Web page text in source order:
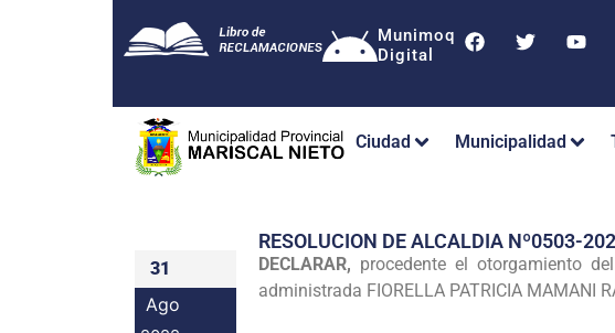
Munimoq
Digital
Ciudad Municipalidad
31
Ago
RESOLUCION DE ALCALDIA Nº0503-
DECLARAR, procedente el otorgamiento
administrada FIORELLA PATRICIA MAMANI